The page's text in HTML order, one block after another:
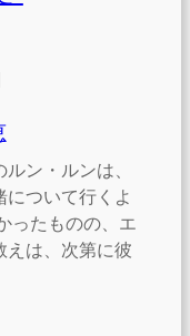
ン・ルンは、
について行くよ
ったものの、エ
えは、次第に彼